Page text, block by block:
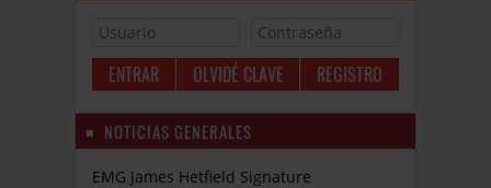
OLVIDÉ CLAVE REGISTRO
NOTICIAS GENERALES
EMG James Hetfield Signature